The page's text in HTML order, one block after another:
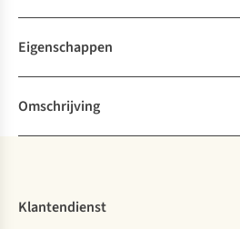
Eigenschappen
Omschrijving
Klantendienst